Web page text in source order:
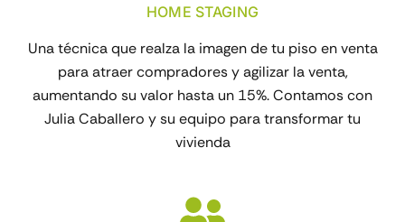
HOME STAGING
Una técnica que realza la imagen de tu piso en venta
para atraer compradores y agilizar la venta,
aumentando su valor hasta un 15%. Contamos con
Julia Caballero y su equipo para transformar tu
vivienda